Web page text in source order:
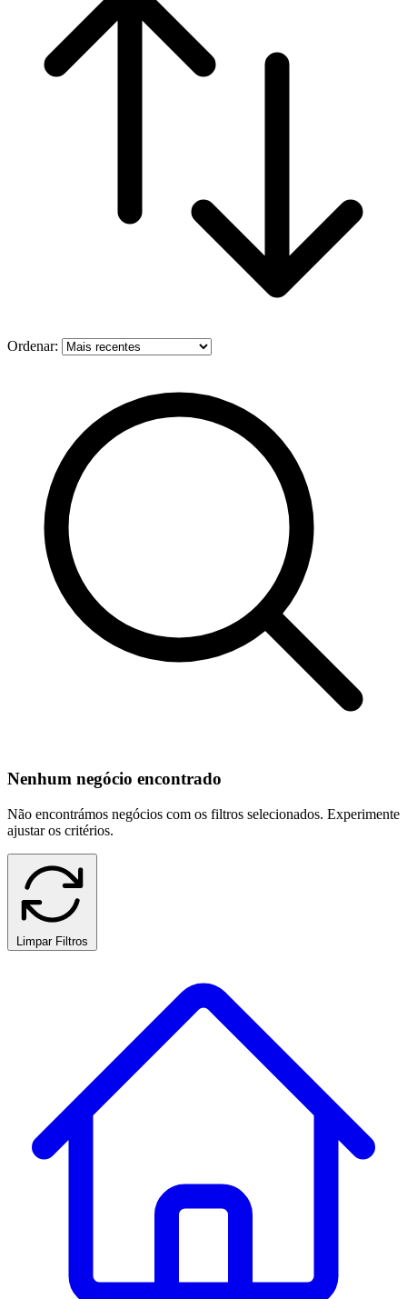
Ordenar:
Nenhum negócio encontrado
Não encontrámos negócios com os filtros selecionados. Experimente
ajustar os critérios.
Limpar Filtros